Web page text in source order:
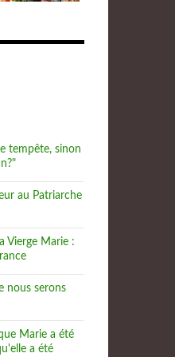
tempête, sinon
au Patriarche
Vierge Marie :
nous serons
Marie a été
a été